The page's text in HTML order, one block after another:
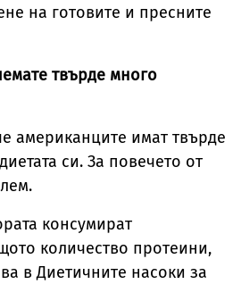
на готовите и пресните
твърде много
американците имат твърде
си. За повечето от
консумират
количество протеини,
в Диетичните насоки за